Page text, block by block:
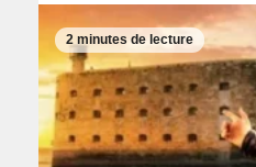
2 minutes de lecture